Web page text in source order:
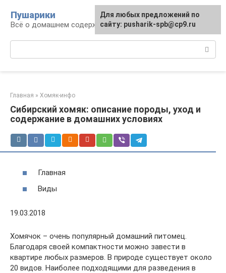
контенту
Пушарики
Всё о домашнем содержании грызунов
Главная » Хомяк-инфо
Сибирский хомяк: описание породы, уход и
содержание в домашних условиях
Главная
Виды
19.03.2018
Хомячок – очень популярный домашний питомец.
Благодаря своей компактности можно завести в
квартире любых размеров. В природе существует около
20 видов. Наиболее подходящими для разведения в
Для любых предложений по
сайту: pusharik-spb@cp9.ru